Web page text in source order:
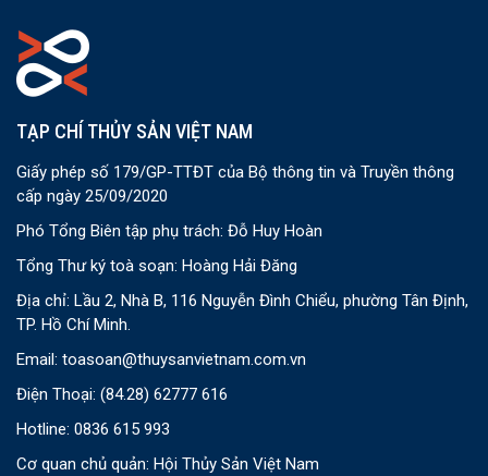
TẠP CHÍ THỦY SẢN VIỆT NAM
Giấy phép số 179/GP-TTĐT của Bộ thông tin và Truyền thông
cấp ngày 25/09/2020
Phó Tổng Biên tập phụ trách: Đỗ Huy Hoàn
Tổng Thư ký toà soạn: Hoàng Hải Đăng
Địa chỉ: Lầu 2, Nhà B, 116 Nguyễn Đình Chiểu, phường Tân Định,
TP. Hồ Chí Minh.
Email: toasoan@thuysanvietnam.com.vn
Điện Thoại: (84.28) 62777 616
Hotline: 0836 615 993
Cơ quan chủ quản: Hội Thủy Sản Việt Nam